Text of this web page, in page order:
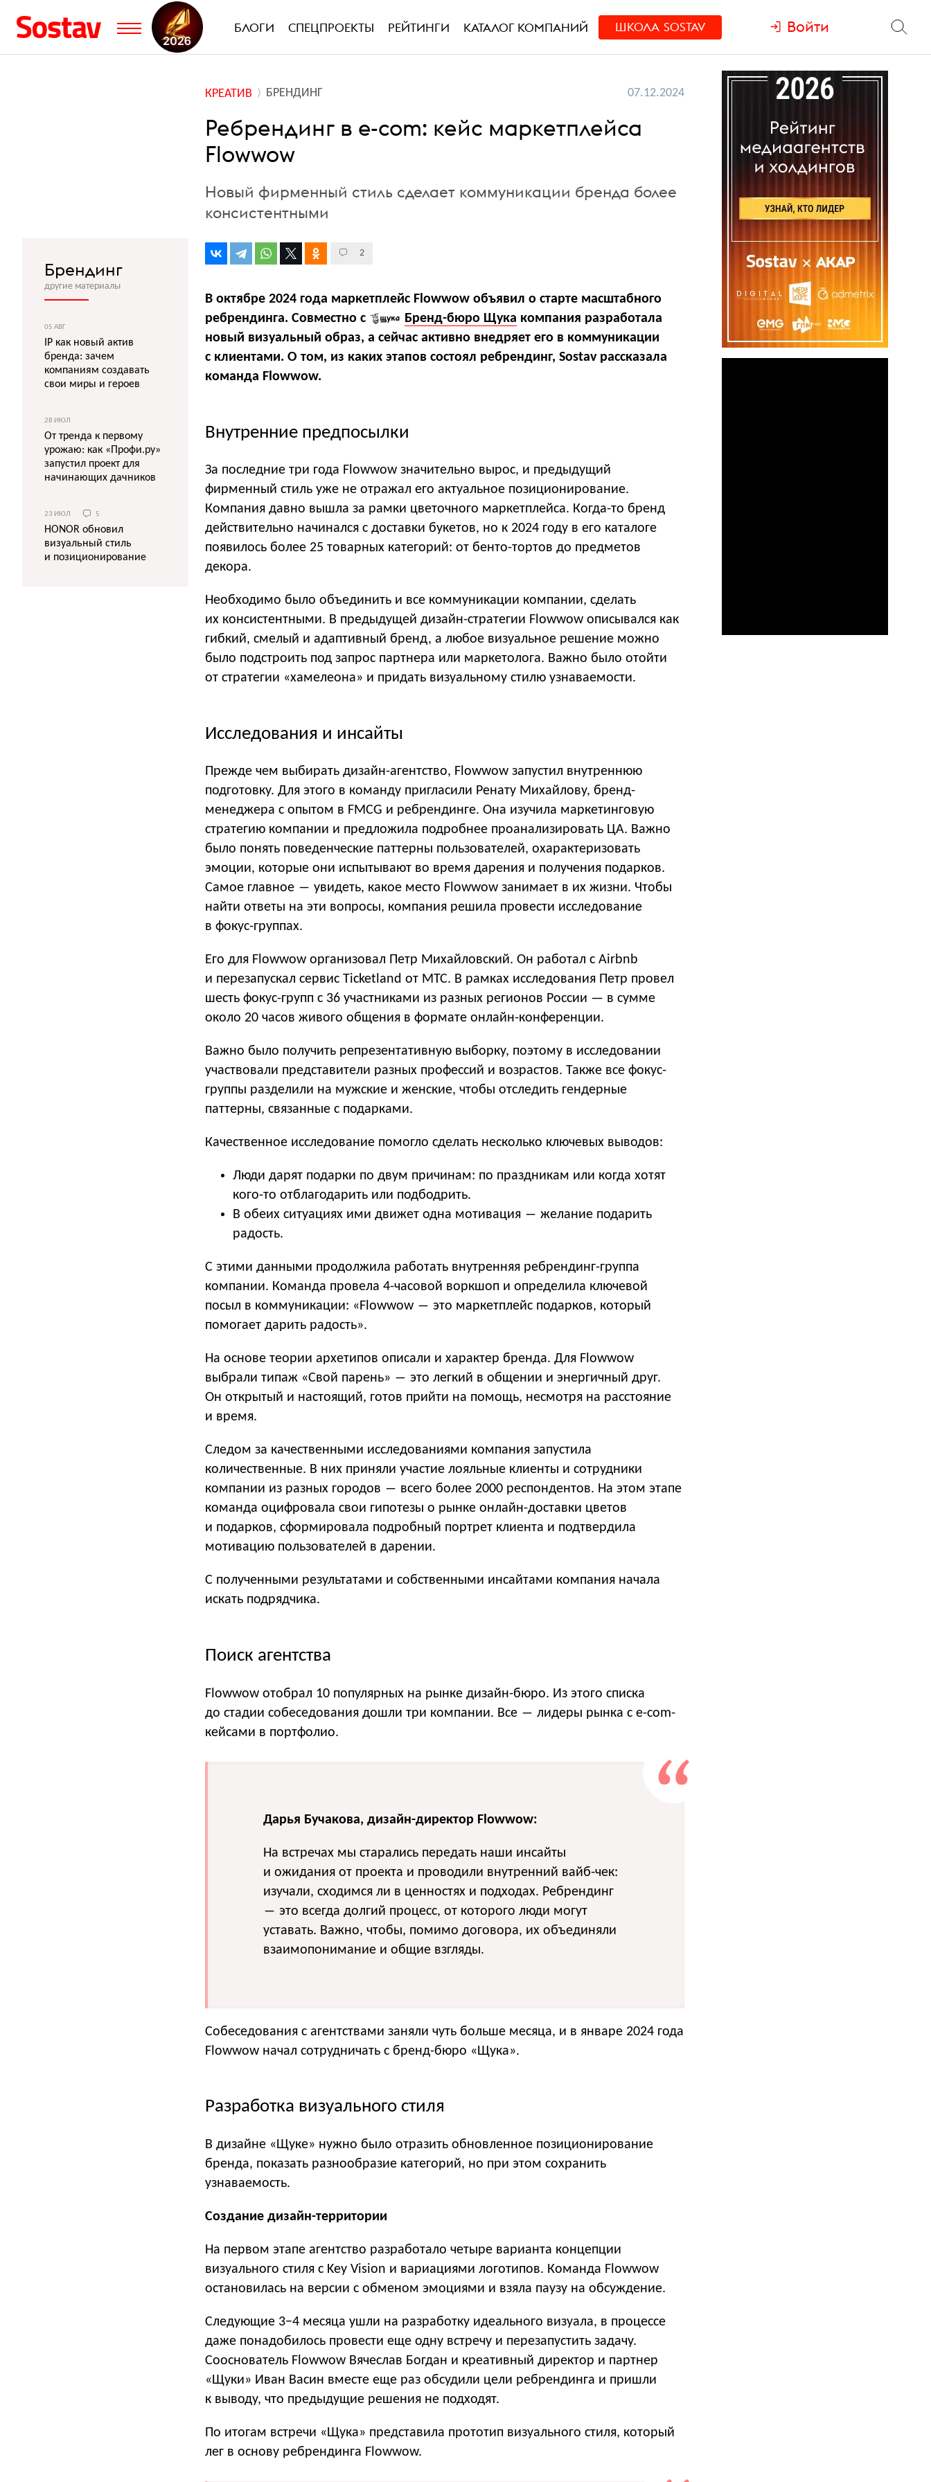
БЛОГИ СПЕЦПРОЕКТЫ РЕЙТИНГИ КАТАЛОГ КОМПАНИЙ ШКОЛА SOSTAV Войти
КРЕАТИВ БРЕНДИНГ 07.12.2024
Ребрендинг в e-com: кейс маркетплейса
Flowwow
Новый фирменный стиль сделает коммуникации бренда более
консистентными
2
В октябре 2024 года маркетплейс Flowwow объявил о старте масштабного
ребрендинга. Совместно с
Бренд-бюро Щука компания разработала
новый визуальный образ, а сейчас активно внедряет его в коммуникации
с клиентами. О том, из каких этапов состоял ребрендинг, Sostav рассказала
команда Flowwow.
Внутренние предпосылки
За последние три года Flowwow значительно вырос, и предыдущий
фирменный стиль уже не отражал его актуальное позиционирование.
Компания давно вышла за рамки цветочного маркетплейса. Когда-то бренд
действительно начинался с доставки букетов, но к 2024 году в его каталоге
появилось более 25 товарных категорий: от бенто-тортов до предметов
декора.
Необходимо было объединить и все коммуникации компании, сделать
их консистентными. В предыдущей дизайн-стратегии Flowwow описывался как
гибкий, смелый и адаптивный бренд, а любое визуальное решение можно
было подстроить под запрос партнера или маркетолога. Важно было отойти
от стратегии «хамелеона» и придать визуальному стилю узнаваемости.
Исследования и инсайты
Прежде чем выбирать дизайн-агентство, Flowwow запустил внутреннюю
подготовку. Для этого в команду пригласили Ренату Михайлову, бренд-
менеджера с опытом в FMCG и ребрендинге. Она изучила маркетинговую
стратегию компании и предложила подробнее проанализировать ЦА. Важно
было понять поведенческие паттерны пользователей, охарактеризовать
эмоции, которые они испытывают во время дарения и получения подарков.
Самое главное ― увидеть, какое место Flowwow занимает в их жизни. Чтобы
найти ответы на эти вопросы, компания решила провести исследование
в фокус-группах.
Его для Flowwow организовал Петр Михайловский. Он работал с Airbnb
и перезапускал сервис Ticketland от МТС. В рамках исследования Петр провел
шесть фокус-групп с 36 участниками из разных регионов России — в сумме
около 20 часов живого общения в формате онлайн-конференции.
Важно было получить репрезентативную выборку, поэтому в исследовании
участвовали представители разных профессий и возрастов. Также все фокус-
группы разделили на мужские и женские, чтобы отследить гендерные
паттерны, связанные с подарками.
Качественное исследование помогло сделать несколько ключевых выводов:
Люди дарят подарки по двум причинам: по праздникам или когда хотят
кого-то отблагодарить или подбодрить.
В обеих ситуациях ими движет одна мотивация ― желание подарить
радость.
С этими данными продолжила работать внутренняя ребрендинг-группа
компании. Команда провела 4-часовой воркшоп и определила ключевой
посыл в коммуникации: «Flowwow ― это маркетплейс подарков, который
помогает дарить радость».
На основе теории архетипов описали и характер бренда. Для Flowwow
выбрали типаж «Свой парень» ― это легкий в общении и энергичный друг.
Он открытый и настоящий, готов прийти на помощь, несмотря на расстояние
и время.
Следом за качественными исследованиями компания запустила
количественные. В них приняли участие лояльные клиенты и сотрудники
компании из разных городов ― всего более 2000 респондентов. На этом этапе
команда оцифровала свои гипотезы о рынке онлайн-доставки цветов
и подарков, сформировала подробный портрет клиента и подтвердила
мотивацию пользователей в дарении.
С полученными результатами и собственными инсайтами компания начала
искать подрядчика.
Поиск агентства
Flowwow отобрал 10 популярных на рынке дизайн-бюро. Из этого списка
до стадии собеседования дошли три компании. Все ― лидеры рынка с e-com-
кейсами в портфолио.
Дарья Бучакова, дизайн-директор Flowwow:
На встречах мы старались передать наши инсайты
и ожидания от проекта и проводили внутренний вайб-чек:
изучали, сходимся ли в ценностях и подходах. Ребрендинг
― это всегда долгий процесс, от которого люди могут
уставать. Важно, чтобы, помимо договора, их объединяли
взаимопонимание и общие взгляды.
Собеседования с агентствами заняли чуть больше месяца, и в январе 2024 года
Flowwow начал сотрудничать с бренд-бюро «Щука».
Разработка визуального стиля
В дизайне «Щуке» нужно было отразить обновленное позиционирование
бренда, показать разнообразие категорий, но при этом сохранить
узнаваемость.
Создание дизайн-территории
На первом этапе агентство разработало четыре варианта концепции
визуального стиля с Key Vision и вариациями логотипов. Команда Flowwow
остановилась на версии с обменом эмоциями и взяла паузу на обсуждение.
Следующие 3−4 месяца ушли на разработку идеального визуала, в процессе
даже понадобилось провести еще одну встречу и перезапустить задачу.
Сооснователь Flowwow Вячеслав Богдан и креативный директор и партнер
«Щуки» Иван Васин вместе еще раз обсудили цели ребрендинга и пришли
к выводу, что предыдущие решения не подходят.
По итогам встречи «Щука» представила прототип визуального стиля, который
лег в основу ребрендинга Flowwow.
Брендинг
другие материалы
05 АВГ
IP как новый актив
бренда: зачем
компаниям создавать
свои миры и героев
28 ИЮЛ
От тренда к первому
урожаю: как «Профи.ру»
запустил проект для
начинающих дачников
23 ИЮЛ 5
HONOR обновил
визуальный стиль
и позиционирование